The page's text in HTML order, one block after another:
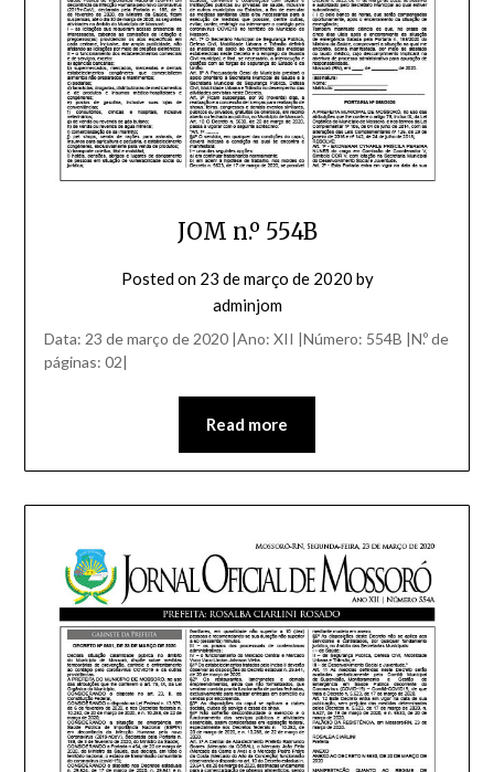
JOM n.º 554B
Posted on 23 de março de 2020 by
adminjom
Data: 23 de março de 2020 |Ano: XII |Número: 554B |N.º de
páginas: 02|
Read more